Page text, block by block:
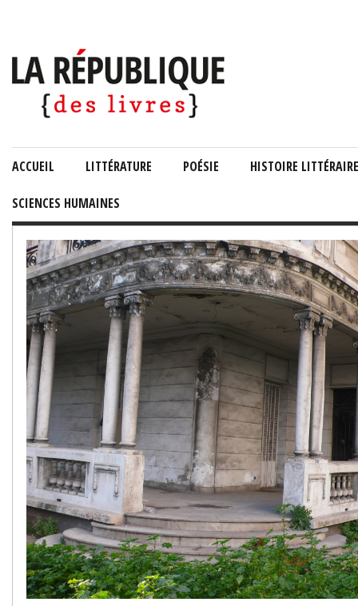
ACCUEIL LITTÉRATURE POÉSIE HISTOIRE LITTÉRAIRE
SCIENCES HUMAINES